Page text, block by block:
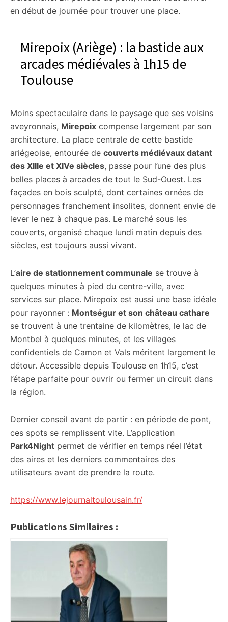
en début de journée pour trouver une place.
Mirepoix (Ariège) : la bastide aux
arcades médiévales à 1h15 de
Toulouse
Moins spectaculaire dans le paysage que ses voisins
aveyronnais, Mirepoix compense largement par son
architecture. La place centrale de cette bastide
ariégeoise, entourée de couverts médiévaux datant
des XIIIe et XIVe siècles, passe pour l’une des plus
belles places à arcades de tout le Sud-Ouest. Les
façades en bois sculpté, dont certaines ornées de
personnages franchement insolites, donnent envie de
lever le nez à chaque pas. Le marché sous les
couverts, organisé chaque lundi matin depuis des
siècles, est toujours aussi vivant.
L’aire de stationnement communale se trouve à
quelques minutes à pied du centre-ville, avec
services sur place. Mirepoix est aussi une base idéale
pour rayonner : Montségur et son château cathare
se trouvent à une trentaine de kilomètres, le lac de
Montbel à quelques minutes, et les villages
confidentiels de Camon et Vals méritent largement le
détour. Accessible depuis Toulouse en 1h15, c’est
l’étape parfaite pour ouvrir ou fermer un circuit dans
la région.
Dernier conseil avant de partir : en période de pont,
ces spots se remplissent vite. L’application
Park4Night permet de vérifier en temps réel l’état
des aires et les derniers commentaires des
utilisateurs avant de prendre la route.
https://www.lejournaltoulousain.fr/
Publications Similaires :